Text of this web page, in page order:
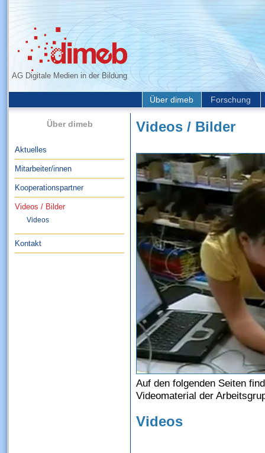
AG Digitale Medien in der Bildung
Über dimeb Forschung
Über dimeb
Aktuelles
Mitarbeiter/innen
Kooperationspartner
Videos / Bilder
Videos
Kontakt
Videos / Bilder
Auf den folgenden Seiten
Videomaterial der
Videos